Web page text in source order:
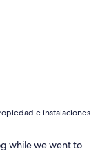
e instalaciones
while we went to